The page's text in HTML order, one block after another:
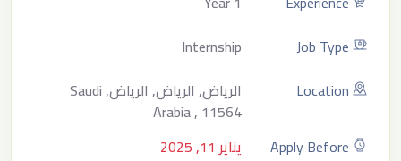
Job Type
Internship
Location
الرياض, الرياض, الرياض, Saudi
Arabia , 11564
Apply Before
يناير 11, 2025